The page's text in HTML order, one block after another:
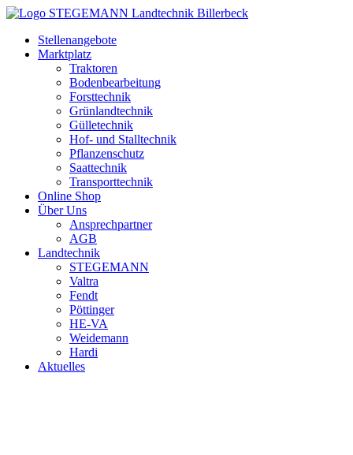
Zum
springenStellenangebote
Marktplatz
Traktoren
Bodenbearbeitung
Forsttechnik
Grünlandtechnik
Gülletechnik
Hof- und Stalltechnik
Pflanzenschutz
Saattechnik
Transporttechnik
Online Shop
Über Uns
Ansprechpartner
AGB
Landtechnik
STEGEMANN
Valtra
Fendt
Pöttinger
HE-VA
Weidemann
Hardi
Aktuelles